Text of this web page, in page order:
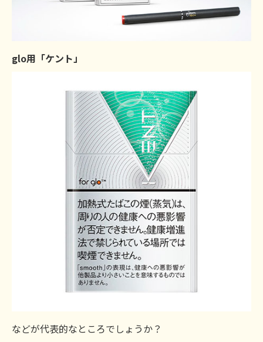
glo用「ケント」
などが代表的なところでしょうか？